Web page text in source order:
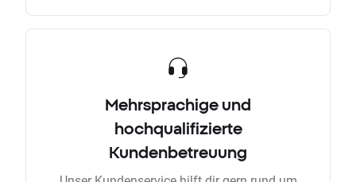
Mehrsprachige und
hochqualifizierte
Kundenbetreuung